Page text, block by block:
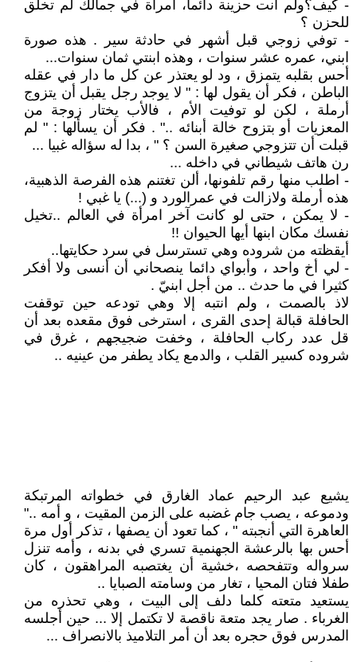
- كيف؟ولم أنت حزينة دائما، امرأة في جمالك لم تخلق
للحزن ؟
- توفي زوجي قبل أشهر في حادثة سير . هذه صورة
ابني، عمره عشر سنوات ، وهذه ابنتي ثمان سنوات...
أحس بقلبه يتمزق ، ود لو يعتذر عن كل ما دار في عقله
الباطن ، فكر أن يقول لها : " لا يوجد رجل يقبل أن يتزوج
أرملة ، لكن لو توفيت الأم ، فالأب يختار زوجة من
المعزيات أو بتزوح خالة أبنائه .." . فكر أن يسألها : " لم
قبلت أن تتزوجي صغيرة السن ؟ " ، بدا له سؤاله غبيا ...
رن هاتف شيطاني في داخله ...
- اطلب منها رقم تلفونها، ألن تغتنم هذه الفرصة الذهبية،
هذه أرملة ولازالت في عمرالورد و (...) يا غبي !
- لا يمكن ، حتى لو كانت آخر امرأة في العالم ..تخيل
نفسك مكان ابنها أيها الحيوان !!
أيقظته من شروده وهي تسترسل في سرد حكايتها..
- لي أخ واحد ، وأبواي دائما ينصحاني أن أنسى ولا أفكر
كثيرا في ما حدث .. من أجل ابنيّ .
لاذ بالصمت ، ولم انتبه إلا وهي تودعه حين توقفت
الحافلة قبالة إحدى القرى ، استرخى فوق مقعده بعد أن
قل عدد ركاب الحافلة ، وخفت ضجيجهم ، غرق في
شروده كسير القلب ، والدمع يكاد يطفر من عينيه ..
يشيع عبد الرحيم عماد الغارق في خطواته المرتبكة
ودموعه ، يصب جام غضبه على الزمن المقيت ، و أمه .."
العاهرة التي أنجبته " ، كما تعود أن يصفها ، تذكر أول مرة
أحس بها بالرعشة الجهنمية تسري في بدنه ، وأمه تنزل
سرواله وتتفحصه ،خشية أن يغتصبه المراهقون ، كان
طفلا فتان المحيا ، تغار من وسامته الصبايا ..
يستعيد متعته كلما دلف إلى البيت ، وهي تحذره من
الغرباء . صار يجد متعة ناقصة لا تكتمل إلا ... حين أجلسه
المدرس فوق حجره بعد أن أمر التلاميذ بالانصراف ...